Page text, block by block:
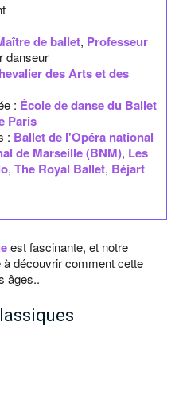
de ballet, Professeur
danseur
des Arts et des
: École de danse du Ballet
Paris
: Ballet de l'Opéra national
de Marseille (BNM), Les
, The Royal Ballet, Béjart
est fascinante, et notre
découvrir comment cette
âges..